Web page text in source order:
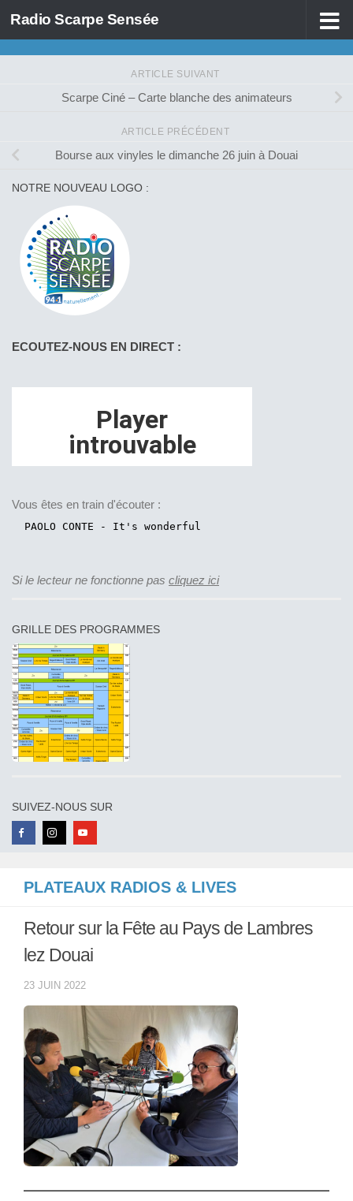
Skip to content
Radio Scarpe Sensée
PLATEAUX RADIOS & LIVES
Retour sur la Fête au Pays de Lambres
lez Douai
23 JUIN 2022
ARTICLE SUIVANT
Scarpe Ciné – Carte blanche des animateurs
ARTICLE PRÉCÉDENT
Bourse aux vinyles le dimanche 26 juin à Douai
NOTRE NOUVEAU LOGO :
ECOUTEZ-NOUS EN DIRECT :
Vous êtes en train d'écouter :
Si le lecteur ne fonctionne pas cliquez ici
GRILLE DES PROGRAMMES
SUIVEZ-NOUS SUR